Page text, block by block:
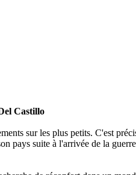
Castillo
sur les plus petits. C'est
suite à l'arrivée de la